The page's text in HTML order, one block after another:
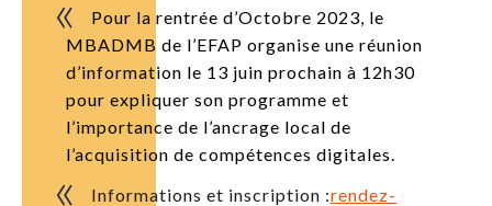
Pour la rentrée d’Octobre 2023, le
MBADMB de l’EFAP organise une réunion
d’information le 13 juin prochain à 12h30
pour expliquer son programme et
l’importance de l’ancrage local de
l’acquisition de compétences digitales.
Informations et inscription :rendez-